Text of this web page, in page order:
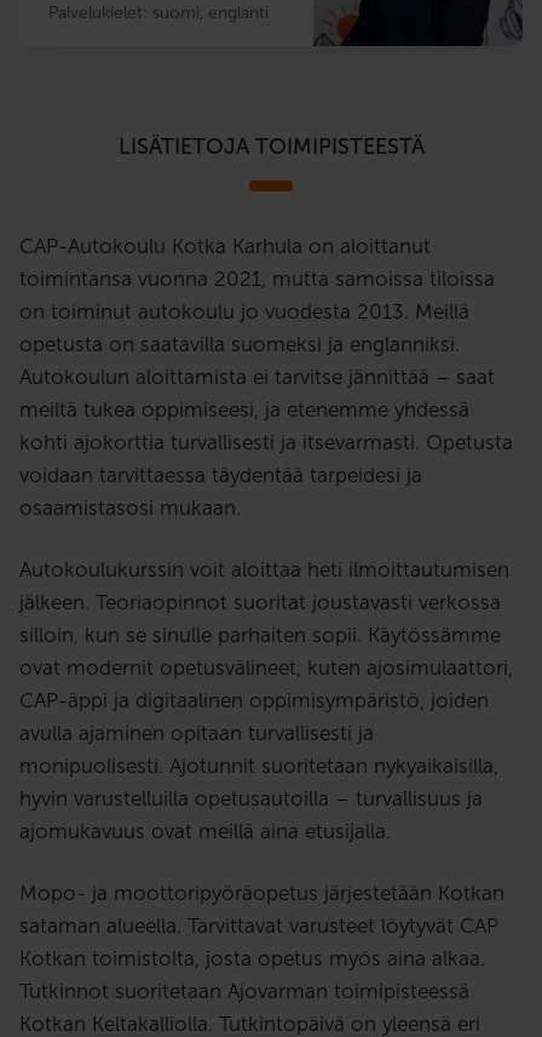
Palvelukielet: suomi, englanti
LISÄTIETOJA TOIMIPISTEESTÄ
CAP-Autokoulu Kotka Karhula on aloittanut
toimintansa vuonna 2021, mutta samoissa tiloissa
on toiminut autokoulu jo vuodesta 2013. Meillä
opetusta on saatavilla suomeksi ja englanniksi.
Autokoulun aloittamista ei tarvitse jännittää – saat
meiltä tukea oppimiseesi, ja etenemme yhdessä
kohti ajokorttia turvallisesti ja itsevarmasti. Opetusta
voidaan tarvittaessa täydentää tarpeidesi ja
osaamistasosi mukaan.
Autokoulukurssin voit aloittaa heti ilmoittautumisen
jälkeen. Teoriaopinnot suoritat joustavasti verkossa
silloin, kun se sinulle parhaiten sopii. Käytössämme
ovat modernit opetusvälineet, kuten ajosimulaattori,
CAP-äppi ja digitaalinen oppimisympäristö, joiden
avulla ajaminen opitaan turvallisesti ja
monipuolisesti. Ajotunnit suoritetaan nykyaikaisilla,
hyvin varustelluilla opetusautoilla – turvallisuus ja
ajomukavuus ovat meillä aina etusijalla.
Mopo- ja moottoripyöräopetus järjestetään Kotkan
sataman alueella. Tarvittavat varusteet löytyvät CAP
Kotkan toimistolta, josta opetus myös aina alkaa.
Tutkinnot suoritetaan Ajovarman toimipisteessä
Kotkan Keltakalliolla. Tutkintopäivä on yleensä eri